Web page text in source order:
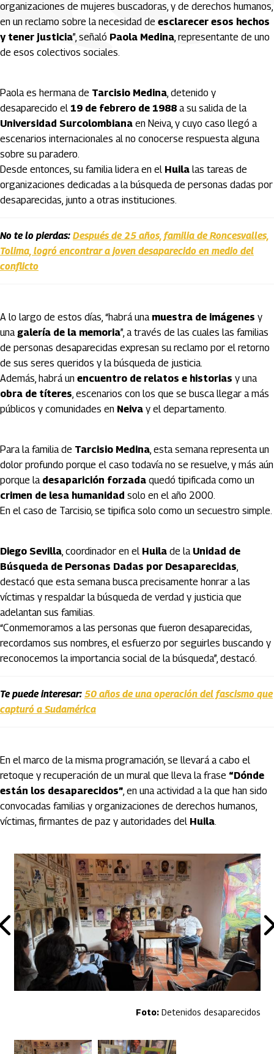
organizaciones de mujeres buscadoras, y de derechos humanos,
en un reclamo sobre la necesidad de esclarecer esos hechos
y tener justicia”, señaló Paola Medina, representante de uno
de esos colectivos sociales.
Paola es hermana de Tarcisio Medina, detenido y
desaparecido el 19 de febrero de 1988 a su salida de la
Universidad Surcolombiana en Neiva, y cuyo caso llegó a
escenarios internacionales al no conocerse respuesta alguna
sobre su paradero.
Desde entonces, su familia lidera en el Huila las tareas de
organizaciones dedicadas a la búsqueda de personas dadas por
desaparecidas, junto a otras instituciones.
No te lo pierdas: Después de 25 años, familia de Roncesvalles,
Tolima, logró encontrar a joven desaparecido en medio del
conflicto
A lo largo de estos días, “habrá una muestra de imágenes y
una galería de la memoria”, a través de las cuales las familias
de personas desaparecidas expresan su reclamo por el retorno
de sus seres queridos y la búsqueda de justicia.
Además, habrá un encuentro de relatos e historias y una
obra de títeres, escenarios con los que se busca llegar a más
públicos y comunidades en Neiva y el departamento.
Para la familia de Tarcisio Medina, esta semana representa un
dolor profundo porque el caso todavía no se resuelve, y más aún
porque la desaparición forzada quedó tipificada como un
crimen de lesa humanidad solo en el año 2000.
En el caso de Tarcisio, se tipifica solo como un secuestro simple.
Diego Sevilla, coordinador en el Huila de la Unidad de
Búsqueda de Personas Dadas por Desaparecidas,
destacó que esta semana busca precisamente honrar a las
víctimas y respaldar la búsqueda de verdad y justicia que
adelantan sus familias.
“Conmemoramos a las personas que fueron desaparecidas,
recordamos sus nombres, el esfuerzo por seguirles buscando y
reconocemos la importancia social de la búsqueda”, destacó.
Te puede interesar: 50 años de una operación del fascismo que
capturó a Sudamérica
En el marco de la misma programación, se llevará a cabo el
retoque y recuperación de un mural que lleva la frase “Dónde
están los desaparecidos”, en una actividad a la que han sido
convocadas familias y organizaciones de derechos humanos,
víctimas, firmantes de paz y autoridades del Huila.
Detenidos desaparecidos